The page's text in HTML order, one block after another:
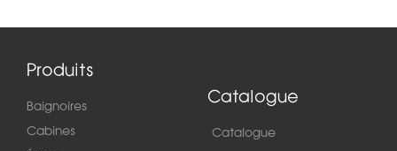
Produits
Baignoires
Cabines
Catalogue
Catalogue